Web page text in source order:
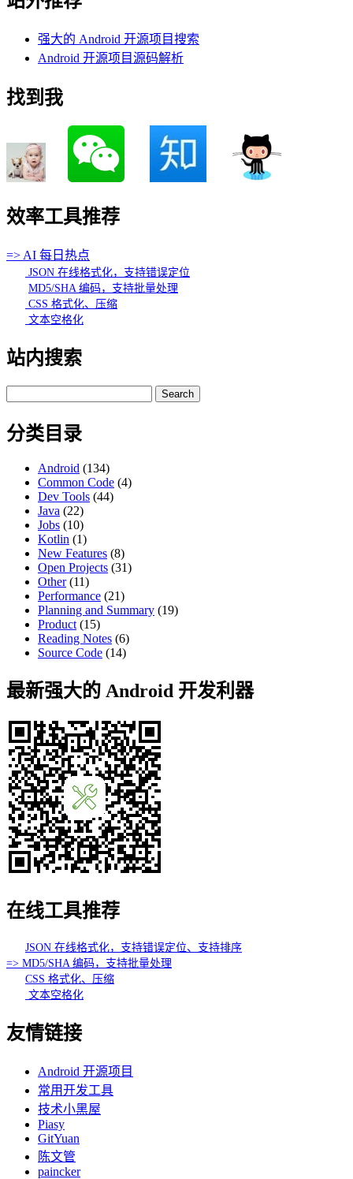
强大的 Android 开源项目搜索
Android 开源项目源码解析
找到我
效率工具推荐
=> AI 每日热点
JSON 在线格式化，支持错误定位
MD5/SHA 编码，支持批量处理
CSS 格式化、压缩
文本空格化
站内搜索
for:
分类目录
Android (134)
Common Code (4)
Dev Tools (44)
Java (22)
Jobs (10)
Kotlin (1)
New Features (8)
Open Projects (31)
Other(11)
Performance (21)
Planning and Summary (19)
Product (15)
Reading Notes (6)
Source Code (14)
最新强大的 Android 开发利器
在线工具推荐
JSON 在线格式化，支持错误定位、支持排序
=> MD5/SHA 编码，支持批量处理
CSS 格式化、压缩
文本空格化
友情链接
Android 开源项目
常用开发工具
技术小黑屋
Piasy
GitYuan
陈文管
paincker